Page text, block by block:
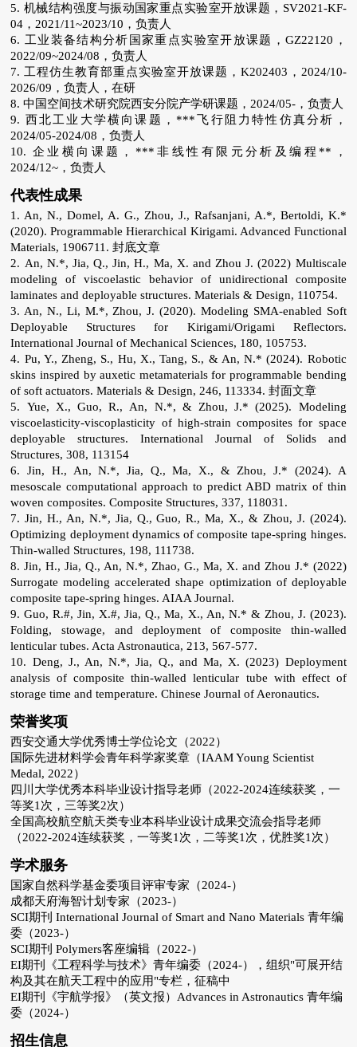
5. 机械结构强度与振动国家重点实验室开放课题，SV2021-KF-
04，2021/11~2023/10，负责人
6. 工业装备结构分析国家重点实验室开放课题，GZ22120，
2022/09~2024/08，负责人
7. 工程仿生教育部重点实验室开放课题，K202403，2024/10-
2026/09，负责人，在研
8. 中国空间技术研究院西安分院产学研课题，2024/05-，负责人
9. 西北工业大学横向课题，***飞行阻力特性仿真分析，
2024/05-2024/08，负责人
10. 企业横向课题，***非线性有限元分析及编程**，
2024/12~，负责人
代表性成果
1. An, N., Domel, A. G., Zhou, J., Rafsanjani, A.*, Bertoldi, K.*
(2020). Programmable Hierarchical Kirigami. Advanced Functional
Materials, 1906711. 封底文章
2. An, N.*, Jia, Q., Jin, H., Ma, X. and Zhou J. (2022) Multiscale
modeling of viscoelastic behavior of unidirectional composite
laminates and deployable structures. Materials & Design, 110754.
3. An, N., Li, M.*, Zhou, J. (2020). Modeling SMA-enabled Soft
Deployable Structures for Kirigami/Origami Reflectors.
International Journal of Mechanical Sciences, 180, 105753.
4. Pu, Y., Zheng, S., Hu, X., Tang, S., & An, N.* (2024). Robotic
skins inspired by auxetic metamaterials for programmable bending
of soft actuators. Materials & Design, 246, 113334. 封面文章
5. Yue, X., Guo, R., An, N.*, & Zhou, J.* (2025). Modeling
viscoelasticity-viscoplasticity of high-strain composites for space
deployable structures. International Journal of Solids and
Structures, 308, 113154
6. Jin, H., An, N.*, Jia, Q., Ma, X., & Zhou, J.* (2024). A
mesoscale computational approach to predict ABD matrix of thin
woven composites. Composite Structures, 337, 118031.
7. Jin, H., An, N.*, Jia, Q., Guo, R., Ma, X., & Zhou, J. (2024).
Optimizing deployment dynamics of composite tape-spring hinges.
Thin-walled Structures, 198, 111738.
8. Jin, H., Jia, Q., An, N.*, Zhao, G., Ma, X. and Zhou J.* (2022)
Surrogate modeling accelerated shape optimization of deployable
composite tape-spring hinges. AIAA Journal.
9. Guo, R.#, Jin, X.#, Jia, Q., Ma, X., An, N.* & Zhou, J. (2023).
Folding, stowage, and deployment of composite thin-walled
lenticular tubes. Acta Astronautica, 213, 567-577.
10. Deng, J., An, N.*, Jia, Q., and Ma, X. (2023) Deployment
analysis of composite thin-walled lenticular tube with effect of
storage time and temperature. Chinese Journal of Aeronautics.
荣誉奖项
西安交通大学优秀博士学位论文（2022）
国际先进材料学会青年科学家奖章（IAAM Young Scientist
Medal, 2022）
四川大学优秀本科毕业设计指导老师（2022-2024连续获奖，一
等奖1次，三等奖2次）
全国高校航空航天类专业本科毕业设计成果交流会指导老师
（2022-2024连续获奖，一等奖1次，二等奖1次，优胜奖1次）
学术服务
国家自然科学基金委项目评审专家（2024-）
成都天府海智计划专家（2023-）
SCI期刊 International Journal of Smart and Nano Materials 青年编
委（2023-）
SCI期刊 Polymers客座编辑（2022-）
EI期刊《工程科学与技术》青年编委（2024-），组织"可展开结
构及其在航天工程中的应用"专栏，征稿中
EI期刊《宇航学报》（英文报）Advances in Astronautics 青年编
委（2024-）
招生信息